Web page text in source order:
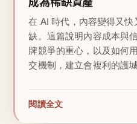
在 AI 時代，內容變得又
缺。這篇說明內容成本與
牌競爭的重心，以及如何
交機制，建立會複利的護城
閱讀全文